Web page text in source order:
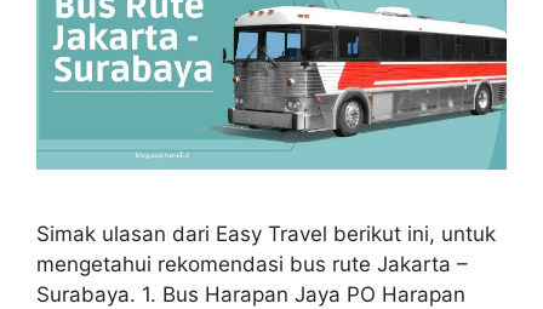
Simak ulasan dari Easy Travel berikut ini, untuk
mengetahui rekomendasi bus rute Jakarta –
Surabaya. 1. Bus Harapan Jaya PO Harapan